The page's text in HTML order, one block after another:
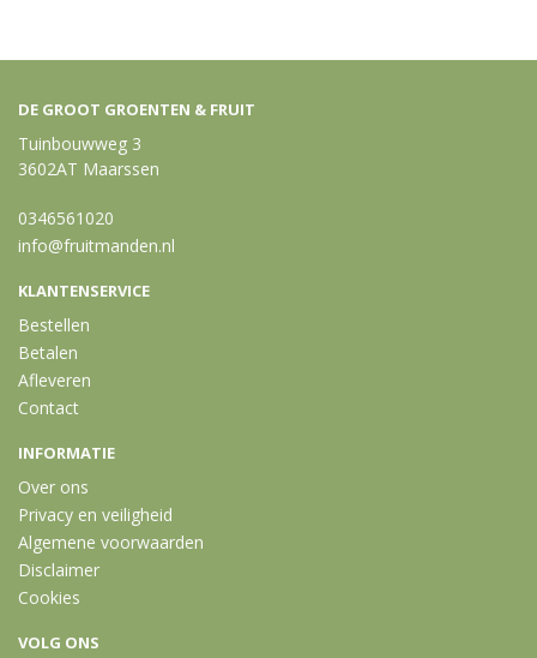
DE GROOT GROENTEN & FRUIT
Tuinbouwweg 3
3602AT Maarssen
0346561020
info@fruitmanden.nl
KLANTENSERVICE
Bestellen
Betalen
Afleveren
Contact
INFORMATIE
Over ons
Privacy en veiligheid
Algemene voorwaarden
Disclaimer
Cookies
VOLG ONS